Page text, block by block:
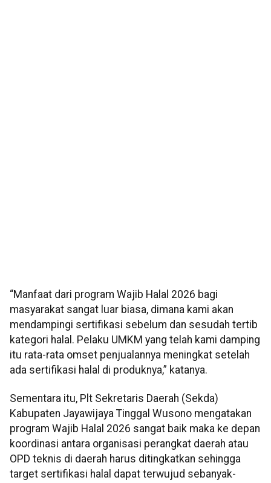
“Manfaat dari program Wajib Halal 2026 bagi
masyarakat sangat luar biasa, dimana kami akan
mendampingi sertifikasi sebelum dan sesudah tertib
kategori halal. Pelaku UMKM yang telah kami damping
itu rata-rata omset penjualannya meningkat setelah
ada sertifikasi halal di produknya,” katanya.
Sementara itu, Plt Sekretaris Daerah (Sekda)
Kabupaten Jayawijaya Tinggal Wusono mengatakan
program Wajib Halal 2026 sangat baik maka ke depan
koordinasi antara organisasi perangkat daerah atau
OPD teknis di daerah harus ditingkatkan sehingga
target sertifikasi halal dapat terwujud sebanyak-